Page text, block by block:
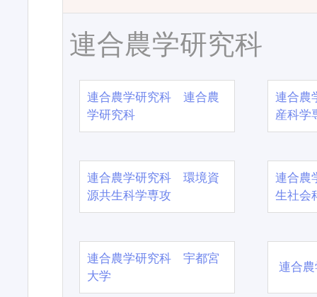
連合農学研究科
連合農学研究科 連合農
学研究科
連合農
産科学
連合農学研究科 環境資
源共生科学専攻
連合農
生社会
連合農学研究科 宇都宮
大学
連合